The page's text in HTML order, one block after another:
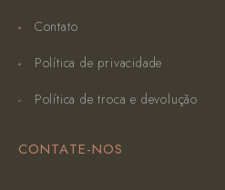
Contato
Política de privacidade
Política de troca e devolução
CONTATE-NOS